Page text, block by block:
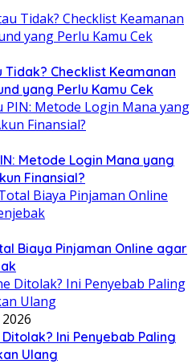
Checklist Keamanan
yang Perlu Kamu Cek
Metode Login Mana yang
Finansial?
Biaya Pinjaman Online agar
Ini Penyebab Paling
Ulang